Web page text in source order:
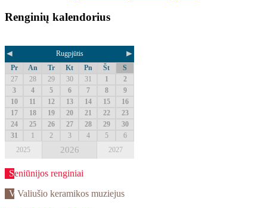
Renginių kalendorius
◄ Rugpjūtis ►
Pr An Tr Kt Pn Št
S
27
28 29 30 31 1
2
3
4 5 6 7 8
9
10
11 12 13 14 15
16
17
18 19 20 21 22
23
24
25 26 27 28 29
30
31
1 2 3 4 5
6
2025
2026 2027
Seniūnijos renginiai
V.Valiušio keramikos muziejus